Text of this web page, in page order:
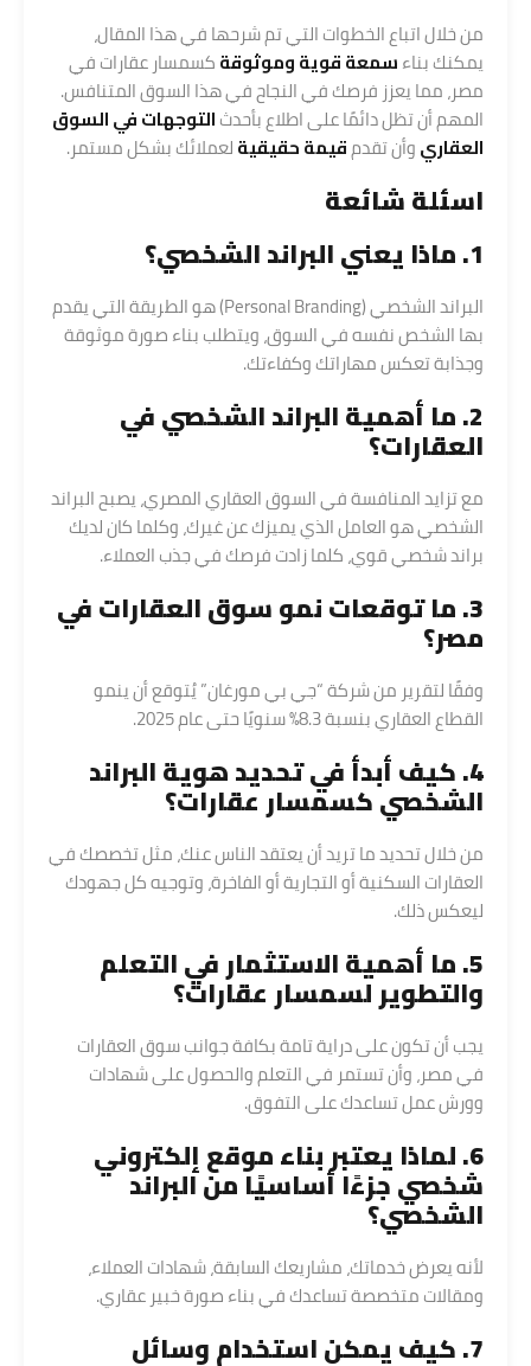
من خلال اتباع الخطوات التي تم شرحها في هذا المقال،
يمكنك بناءسمعة قوية وموثوقةكسمسار عقارات في
مصر، مما يعزز فرصك في النجاح في هذا السوق المتنافس.
المهم أن تظل دائمًا على اطلاع بأحدثالتوجهات في السوق
العقاريوأن تقدمقيمة حقيقيةلعملائك بشكل مستمر.
اسئلة شائعة
1. ماذا يعني البراند الشخصي؟
البراند الشخصي (Personal Branding) هو الطريقة التي يقدم
بها الشخص نفسه في السوق، ويتطلب بناء صورة موثوقة
وجذابة تعكس مهاراتك وكفاءتك.
2. ما أهمية البراند الشخصي في
العقارات؟
مع تزايد المنافسة في السوق العقاري المصري، يصبح البراند
الشخصي هو العامل الذي يميزك عن غيرك، وكلما كان لديك
براند شخصي قوي، كلما زادت فرصك في جذب العملاء.
3. ما توقعات نمو سوق العقارات في
مصر؟
وفقًا لتقرير من شركة “جي بي مورغان” يُتوقع أن ينمو
القطاع العقاري بنسبة 8.3% سنويًا حتى عام 2025.
4. كيف أبدأ في تحديد هوية البراند
الشخصي كسمسار عقارات؟
من خلال تحديد ما تريد أن يعتقد الناس عنك، مثل تخصصك في
العقارات السكنية أو التجارية أو الفاخرة، وتوجيه كل جهودك
ليعكس ذلك.
5. ما أهمية الاستثمار في التعلم
والتطوير لسمسار عقارات؟
يجب أن تكون على دراية تامة بكافة جوانب سوق العقارات
في مصر، وأن تستمر في التعلم والحصول على شهادات
وورش عمل تساعدك على التفوق.
6. لماذا يعتبر بناء موقع إلكتروني
شخصي جزءًا أساسيًا من البراند
الشخصي؟
لأنه يعرض خدماتك، مشاريعك السابقة، شهادات العملاء،
ومقالات متخصصة تساعدك في بناء صورة خبير عقاري.
7. كيف يمكن استخدام وسائل